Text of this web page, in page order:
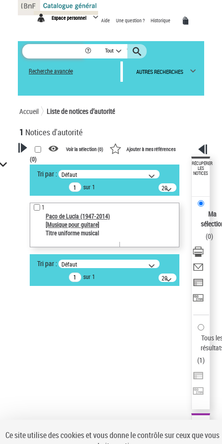
Espace personnel Aide Une question ? Historique
Tout
Recherche avancée AUTRES RECHERCHES
Accueil Liste de notices d’autorité
1 Notices d'autorité
VOTRE RECHERCHE
Recherche avancée dans les
notices d’autorité
Œuvres liées à l'auteur :
Paco de Lucía (1947-2014)
Type de notice d'autorité
Œuvre
Sauvegarder votre recherche
Voir la sélection (0) Ajouter à mes références
(0)
Tri par : Défaut
sur 1
20
résultats/page
1
Paco de Lucía (1947-2014)
[Musique pour guitare]
Titre uniforme musical
Tri par : Défaut
sur 1
20
résultats/page
RÉCUPÉRER
LES
NOTICES
Ma
(0)
Tous
(1)
Panneau de gestion des cookies
Ce site utilise des cookies et vous donne le contrôle sur ceux que vous